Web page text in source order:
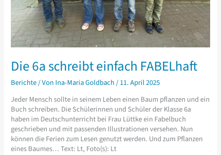
Die 6a schreibt einfach FABELhaft
Berichte/ Von Ina-Maria Goldbach/11. April 2025
Jeder Mensch sollte in seinem Leben einen Baum pflanzen und ein
Buch schreiben. Die Schülerinnen und Schüler der Klasse 6a
haben im Deutschunterricht bei Frau Lüttke ein Fabelbuch
geschrieben und mit passenden Illustrationen versehen. Nun
können die Ferien zum Lesen genutzt werden. Und zum Pflanzen
eines Baumes… Text: Lt, Foto(s): Lt